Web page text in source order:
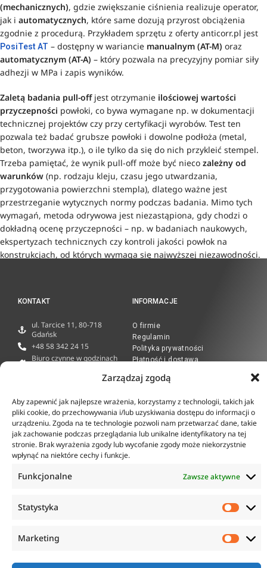
Zarządzaj zgodą
Aby zapewnić jak najlepsze wrażenia, korzystamy z technologii, takich jak
pliki cookie, do przechowywania i/lub uzyskiwania dostępu do informacji o
urządzeniu. Zgoda na te technologie pozwoli nam przetwarzać dane, takie
jak zachowanie podczas przeglądania lub unikalne identyfikatory na tej
stronie. Brak wyrażenia zgody lub wycofanie zgody może niekorzystnie
wpłynąć na niektóre cechy i funkcje.
Funkcjonalne Zawsze aktywne
Statystyka
Marketing
(mechanicznych), gdzie zwiększanie ciśnienia realizuje operator,
jak i automatycznych, które same dozują przyrost obciążenia
zgodnie z procedurą. Przykładem sprzętu z oferty anticorr.pl jest
PosiTest AT – dostępny w wariancie manualnym (AT-M) oraz
automatycznym (AT-A) – który pozwala na precyzyjny pomiar siły
adhezji w MPa i zapis wyników.
Zaletą badania pull-offjest otrzymanie ilościowej wartości
przyczepności powłoki, co bywa wymagane np. w dokumentacji
technicznej projektów czy przy certyfikacji wyrobów. Test ten
pozwala też badać grubsze powłoki i dowolne podłoża (metal,
beton, tworzywa itp.), o ile tylko da się do nich przykleić stempel.
Trzeba pamiętać, że wynik pull-off może być nieco zależny od
warunków (np. rodzaju kleju, czasu jego utwardzania,
przygotowania powierzchni stempla), dlatego ważne jest
przestrzeganie wytycznych normy podczas badania. Mimo tych
wymagań, metoda odrywowa jest niezastąpiona, gdy chodzi o
dokładną ocenę przyczepności – np. w badaniach naukowych,
ekspertyzach technicznych czy kontroli jakości powłok na
konstrukcjach, od których wymaga się najwyższej niezawodności.
KONTAKT
ul. Tarcice 11, 80-718
Gdańsk
+48 58 342 24 15
Biuro czynne w godzinach
INFORMACJE
O firmie
Regulamin
Polityka prywatności
Płatność i dostawa
PRZYDATNE LINKI
www.laboratorium-anticorr.pl
www.sudra.pl